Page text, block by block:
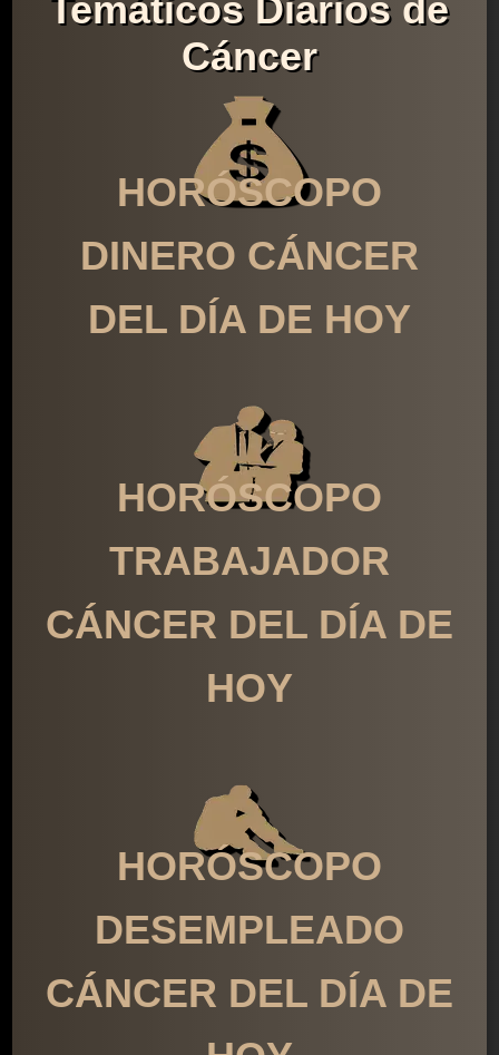
Temáticos Diarios de
Cáncer
HORÓSCOPO
DINERO CÁNCER
DEL DÍA DE HOY
HORÓSCOPO
TRABAJADOR
CÁNCER DEL DÍA DE
HOY
HORÓSCOPO
DESEMPLEADO
CÁNCER DEL DÍA DE